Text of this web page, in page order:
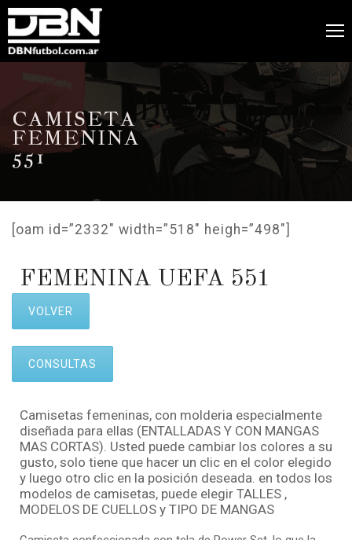
CAMISETA
FEMENINA
551
[oam id=”2332″ width=”518″ heigh=”498″]
FEMENINA UEFA 551
VOLVER
CONSULTAS
Camisetas femeninas, con molderia especialmente
diseñada para ellas (ENTALLADAS Y CON MANGAS
MAS CORTAS). Usted puede cambiar los colores a su
gusto, solo tiene que hacer un clic en el color elegido
y luego otro clic en la posición deseada. en todos los
modelos de camisetas, puede elegir TALLES ,
MODELOS DE CUELLOS y TIPO DE MANGAS